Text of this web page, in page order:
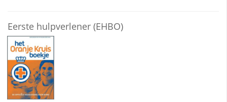
Eerste hulpverlener (EHBO)